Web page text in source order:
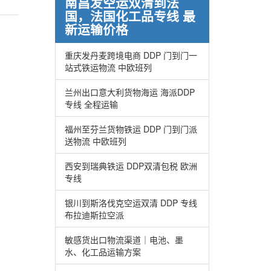
国，法国化工品专线 最
新运输价格
重庆发丹麦跨境电商 DDP 门到门一
站式铁运物流 中欧班列
兰州出口意大利货物海运 海派DDP
专线 全程运输
福州至芬兰货物铁运 DDP 门到门派
送物流 中欧班列
西安到瑞典铁运 DDP双清包税 欧洲
专线
银川到斯洛伐克空运双清 DDP 专线
布拉迪斯拉空派
敏感货出口物流渠道｜电池、墨
水、化工品运输方案